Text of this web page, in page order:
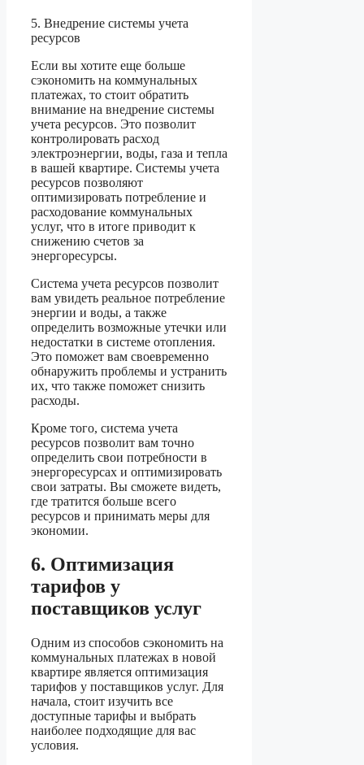
5. Внедрение системы учета
ресурсов
Если вы хотите еще больше
сэкономить на коммунальных
платежах, то стоит обратить
внимание на внедрение системы
учета ресурсов. Это позволит
контролировать расход
электроэнергии, воды, газа и тепла
в вашей квартире. Системы учета
ресурсов позволяют
оптимизировать потребление и
расходование коммунальных
услуг, что в итоге приводит к
снижению счетов за
энергоресурсы.
Система учета ресурсов позволит
вам увидеть реальное потребление
энергии и воды, а также
определить возможные утечки или
недостатки в системе отопления.
Это поможет вам своевременно
обнаружить проблемы и устранить
их, что также поможет снизить
расходы.
Кроме того, система учета
ресурсов позволит вам точно
определить свои потребности в
энергоресурсах и оптимизировать
свои затраты. Вы сможете видеть,
где тратится больше всего
ресурсов и принимать меры для
экономии.
6. Оптимизация
тарифов у
поставщиков услуг
Одним из способов сэкономить на
коммунальных платежах в новой
квартире является оптимизация
тарифов у поставщиков услуг. Для
начала, стоит изучить все
доступные тарифы и выбрать
наиболее подходящие для вас
условия.